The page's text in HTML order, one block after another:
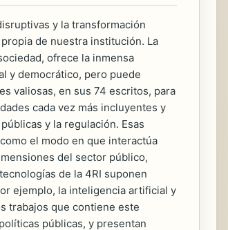
y la transfor­mación
de nuestra institución. La
ofrece la inmensa
y democrático, pero puede
valiosas, en sus 74 escritos, para
cada vez más incluyentes y
y la regulación. Esas
el modo en que interactúa
del sector público,
de la 4RI suponen
ejemplo, la inteligencia artificial y
trabajos que contiene este
públicas, y presentan